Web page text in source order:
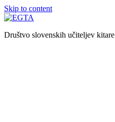
Skip to content
Društvo slovenskih učiteljev kitare